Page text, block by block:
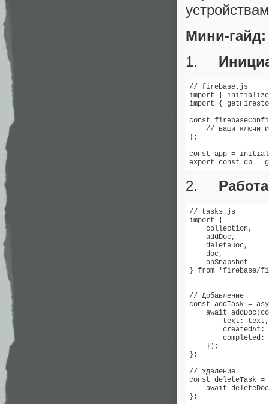
Мини-гайд:
1.
// firebase.js
import {
import {
const
// ваши ключи
};
const app =
2.
// tasks.js
import {
    collection,
    addDoc,
    deleteDoc,
    doc,
    onSnapshot
} from 'firebase/
// Добавление
const addTask =
await
        text: text,
createdAt:
completed:
    });
};
// Удаление
const deleteTask
await
};